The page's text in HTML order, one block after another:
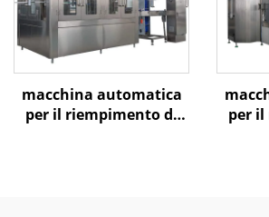
macchina automatica
per il riempimento di
per